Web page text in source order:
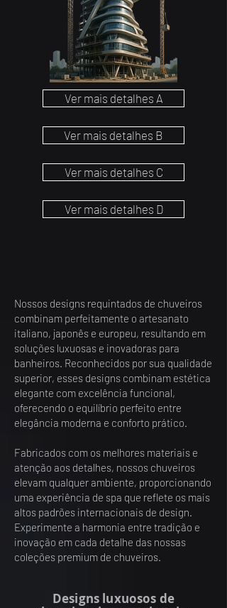
Ver mais detalhes A
Ver mais detalhes B
Ver mais detalhes C
Ver mais detalhes D
Nossos designs requintados de chuveiros
combinam perfeitamente o artesanato
italiano, japonês e europeu, resultando em
soluções luxuosas e inovadoras para
banheiros. Reconhecidos por sua qualidade
superior, esses designs combinam estética
elegante com excelência funcional,
oferecendo o equilíbrio perfeito entre
elegância moderna e conforto prático.
Fabricados com os melhores materiais e
atenção aos detalhes, nossos chuveiros
elevam qualquer ambiente, proporcionando
uma experiência de spa que reflete os mais
altos padrões internacionais de design.
Experimente a harmonia entre tradição e
inovação em cada detalhe das nossas
coleções premium de chuveiros.
Designs luxuosos de